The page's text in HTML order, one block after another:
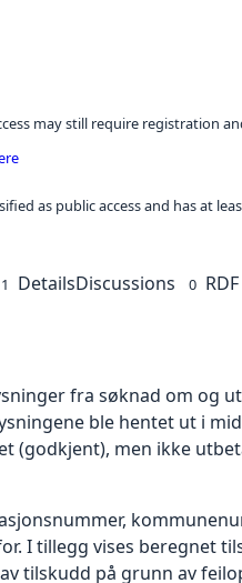
may still require registration
as public access and has at
1 DetailsDiscussions 0 RDF
fra søknad om og
ble hentet ut i
(godkjent), men ikke
I tillegg vises beregnet
tilskudd på grunn av